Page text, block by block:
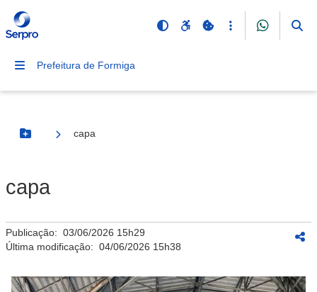
Prefeitura de Formiga
Botão Menu
capa
capa
Publicação: 03/06/2026 15h29
Última modificação: 04/06/2026 15h38